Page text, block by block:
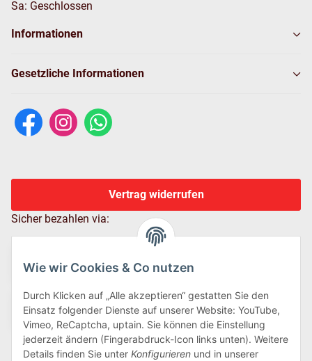
Wie wir Cookies & Co nutzen
Durch Klicken auf „Alle akzeptieren“ gestatten Sie den
Einsatz folgender Dienste auf unserer Website: YouTube,
Vimeo, ReCaptcha, uptain. Sie können die Einstellung
jederzeit ändern (Fingerabdruck-Icon links unten). Weitere
Details finden Sie unter Konfigurieren und in unserer
Sa: Geschlossen
Informationen
Gesetzliche Informationen
Vertrag widerrufen
Sicher bezahlen via: